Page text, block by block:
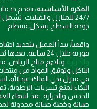
الفكرة الأساسية: نقدم
24/7 للمنازل والفيلات.
جودة السطح بشكل منتظم.
واقعياً، يبدأ العميل بتحديد
فورية خلال 24 ساعة. بعدها يُختار
والحرارة وتلاءم مناخ
التآكل وتوثيق المواد من
في منزل بحي الملك
البكاء لمنع تسربات
للخدش والحرارة. عند انتهاء
صيانة وخطة صيانة مجدولة لمدة 12 شهراً مع مواعيد فحص ربع